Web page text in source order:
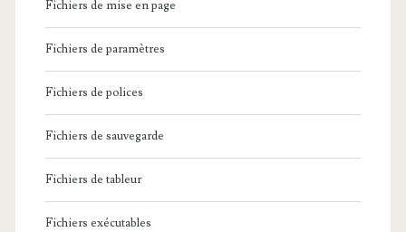
Fichiers de mise en page
Fichiers de paramètres
Fichiers de polices
Fichiers de sauvegarde
Fichiers de tableur
Fichiers exécutables